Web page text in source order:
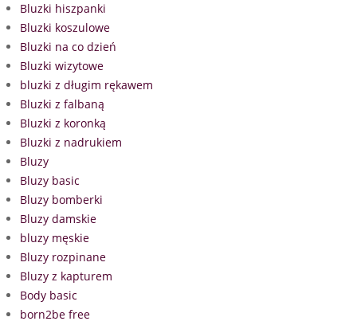
Bluzki hiszpanki
Bluzki koszulowe
Bluzki na co dzień
Bluzki wizytowe
bluzki z długim rękawem
Bluzki z falbaną
Bluzki z koronką
Bluzki z nadrukiem
Bluzy
Bluzy basic
Bluzy bomberki
Bluzy damskie
bluzy męskie
Bluzy rozpinane
Bluzy z kapturem
Body basic
born2be free